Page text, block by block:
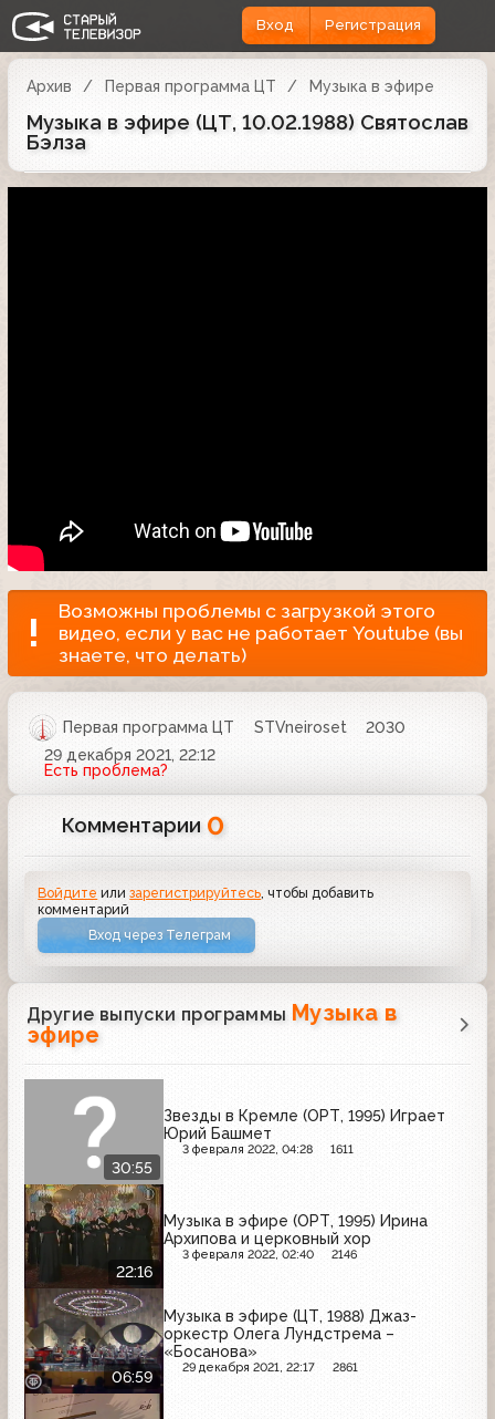
Вход Регистрация
Архив Первая программа ЦТ Музыка в эфире
Музыка в эфире (ЦТ, 10.02.1988) Святослав
Бэлза
Возможны проблемы с загрузкой этого
видео, если у вас не работает Youtube (вы
знаете, что делать)
Первая программа ЦТ STVneiroset
2030
29 декабря 2021, 22:12
Есть проблема?
Комментарии 0
Войдите илизарегистрируйтесь , чтобы добавить
комментарий
Вход через Телеграм
Другие выпуски программы Музыка в
эфире
30:55
Звезды в Кремле (ОРТ, 1995) Играет
Юрий Башмет
3 февраля 2022, 04:28 1611
22:16
Музыка в эфире (ОРТ, 1995) Ирина
Архипова и церковный хор
3 февраля 2022, 02:40 2146
06:59
Музыка в эфире (ЦТ, 1988) Джаз-
оркестр Олега Лундстрема –
«Босанова»
29 декабря 2021, 22:17 2861